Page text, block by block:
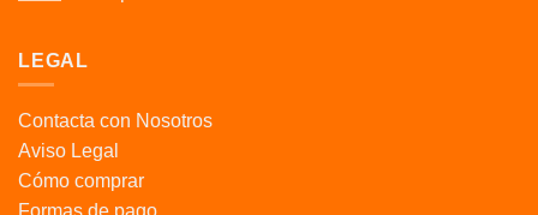
LEGAL
Contacta con Nosotros
Aviso Legal
Cómo comprar
Formas de pago